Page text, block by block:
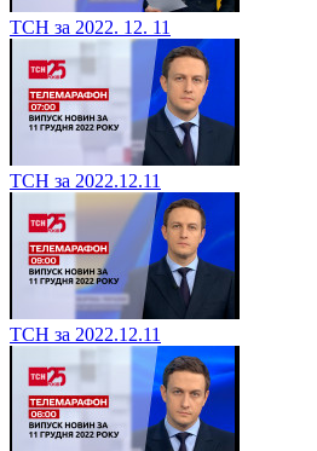
ТСН за 2022. 12. 11
ТСН за 2022.12.11
ТСН за 2022.12.11